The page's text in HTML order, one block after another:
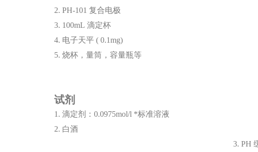
2. PH-101 复合电极
3. 100mL 滴定杯
4. 电子天平 ( 0.1mg)
5. 烧杯，量筒，容量瓶等
试剂
1. 滴定剂： 0.0975mol/l *标准溶液
2. 白酒
3. PH